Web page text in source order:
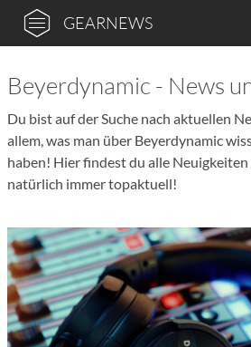
GEARNEWS
Beyerdynamic - News
Du bist auf der Suche nach aktuellen
allem, was man über Beyerdynamic
haben! Hier findest du alle Neuigkeiten
natürlich immer topaktuell!